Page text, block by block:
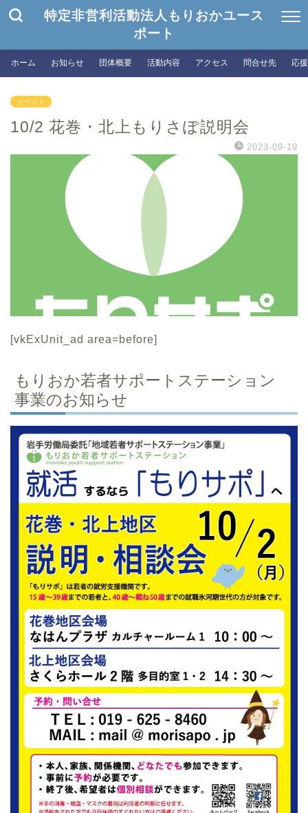
特定非営利活動法人もりおかユース
ポート
ホーム お知らせ 団体概要 活動内容 アクセス 問合せ先 応
イベント
10/2 花巻・北上もりさぽ説明会
2023-09-19
[vkExUnit_ad area=before]
もりおか若者サポートステーション
事業のお知らせ